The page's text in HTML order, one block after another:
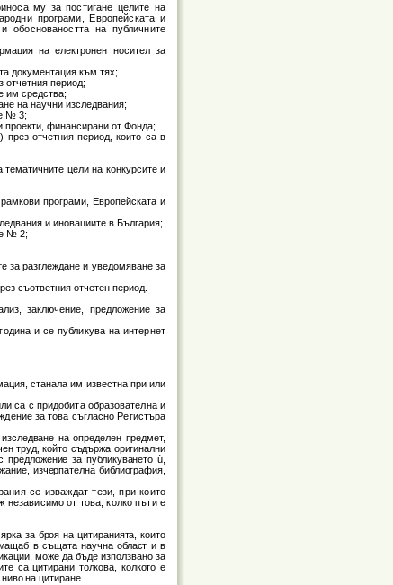
му за постигане целите на
програми, Европейската и
обосноваността на публичните
на електронен носител за
документация към тях;
отчетния период;
им средства;
на научни изследвания;
№ 3;
проекти, финансирани от Фонда;
през отчетния период, които са в
цели на конкурсите и
програми, Европейската и
и иновациите в България;
№ 2;
за разглеждане и уведомяване за
съответния отчетен период.
заключение, предложение за
и се публикува на интернет
станала им известна при или
са с придобита образователна и
за това съгласно Регистъра
на определен предмет,
труд, който съдържа оригинални
предложение за публикуванетоù
изчерпателна библиография,
се изваждат тези, при които
независимо от това, колко пъти е
за броя на цитиранията, които
в същата научна област и в
може да бъде използвано за
са цитирани толкова, колкото е
на цитиране.